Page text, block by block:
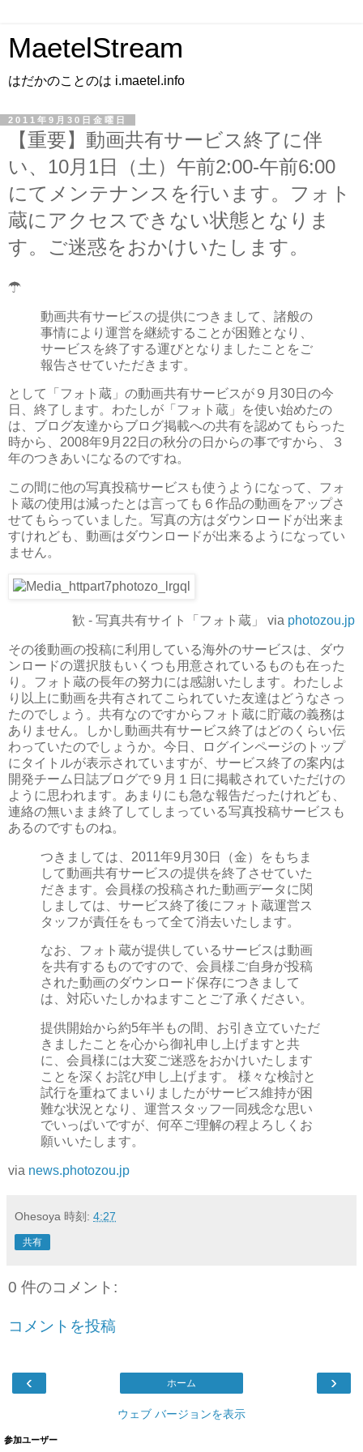
MaetelStream
はだかのことのは i.maetel.info
2011年9月30日金曜日
【重要】動画共有サービス終了に伴
い、10月1日（土）午前2:00-午前6:00
にてメンテナンスを行います。フォト
蔵にアクセスできない状態となりま
す。ご迷惑をおかけいたします。
☂
動画共有サービスの提供につきまして、諸般の
事情により運営を継続することが困難となり、
サービスを終了する運びとなりましたことをご
報告させていただきます。
として「フォト蔵」の動画共有サービスが９月30日の今
日、終了します。わたしが「フォト蔵」を使い始めたの
は、ブログ友達からブログ掲載への共有を認めてもらった
時から、2008年9月22日の秋分の日からの事ですから、３
年のつきあいになるのですね。
この間に他の写真投稿サービスも使うようになって、フォ
ト蔵の使用は減ったとは言っても６作品の動画をアップさ
せてもらっていました。写真の方はダウンロードが出来ま
すけれども、動画はダウンロードが出来るようになってい
ません。
歓 - 写真共有サイト「フォト蔵」 via photozou.jp
その後動画の投稿に利用している海外のサービスは、ダウ
ンロードの選択肢もいくつも用意されているものも在った
り。フォト蔵の長年の努力には感謝いたします。わたしよ
り以上に動画を共有されてこられていた友達はどうなさっ
たのでしょう。共有なのですからフォト蔵に貯蔵の義務は
ありません。しかし動画共有サービス終了はどのくらい伝
わっていたのでしょうか。今日、ログインページのトップ
にタイトルが表示されていますが、サービス終了の案内は
開発チーム日誌ブログで９月１日に掲載されていただけの
ように思われます。あまりにも急な報告だったけれども、
連絡の無いまま終了してしまっている写真投稿サービスも
あるのですものね。
つきましては、2011年9月30日（金）をもちま
して動画共有サービスの提供を終了させていた
だきます。会員様の投稿された動画データに関
しましては、サービス終了後にフォト蔵運営ス
タッフが責任をもって全て消去いたします。
なお、フォト蔵が提供しているサービスは動画
を共有するものですので、会員様ご自身が投稿
された動画のダウンロード保存につきまして
は、対応いたしかねますことご了承ください。
提供開始から約5年半もの間、お引き立ていただ
きましたことを心から御礼申し上げますと共
に、会員様には大変ご迷惑をおかけいたします
ことを深くお詫び申し上げます。 様々な検討と
試行を重ねてまいりましたがサービス維持が困
難な状況となり、運営スタッフ一同残念な思い
でいっぱいですが、何卒ご理解の程よろしくお
願いいたします。
via news.photozou.jp
Ohesoya 時刻: 4:27
共有
0 件のコメント:
コメントを投稿
‹ ›
ホーム
ウェブ バージョンを表示
参加ユーザー